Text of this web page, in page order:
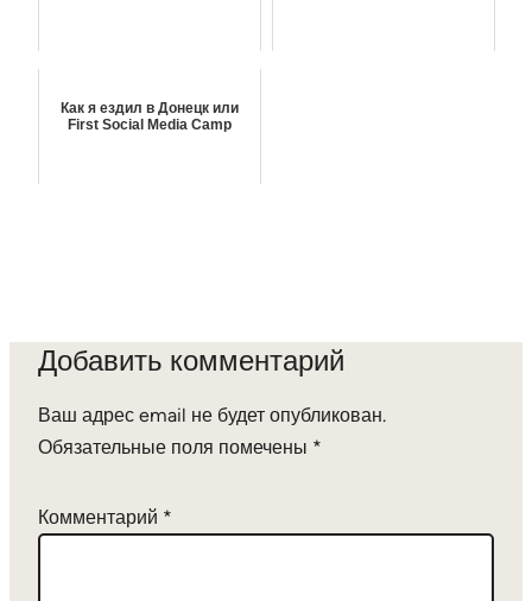
Как я ездил в Донецк или
First Social Media Camp
Добавить комментарий
Ваш адрес email не будет опубликован.
Обязательные поля помечены *
Комментарий *